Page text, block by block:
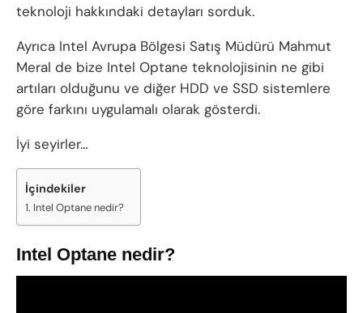
teknoloji hakkındaki detayları sorduk.
Ayrıca Intel Avrupa Bölgesi Satış Müdürü Mahmut
Meral de bize Intel Optane teknolojisinin ne gibi
artıları olduğunu ve diğer HDD ve SSD sistemlere
göre farkını uygulamalı olarak gösterdi.
İyi seyirler…
İçindekiler
Intel Optane nedir?
Intel Optane nedir?